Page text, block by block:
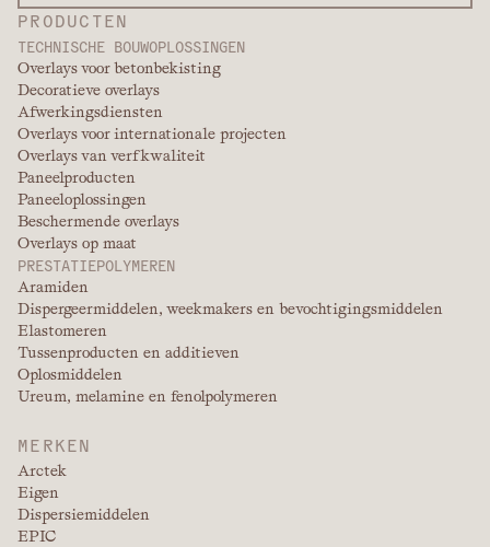
PRODUCTEN
TECHNISCHE BOUWOPLOSSINGEN
Overlays voor betonbekisting
Decoratieve overlays
Afwerkingsdiensten
Overlays voor internationale projecten
Overlays van verfkwaliteit
Paneelproducten
Paneeloplossingen
Beschermende overlays
Overlays op maat
PRESTATIEPOLYMEREN
Aramiden
Dispergeermiddelen, weekmakers en bevochtigingsmiddelen
Elastomeren
Tussenproducten en additieven
Oplosmiddelen
Ureum, melamine en fenolpolymeren
MERKEN
Arctek
Eigen
Dispersiemiddelen
EPIC